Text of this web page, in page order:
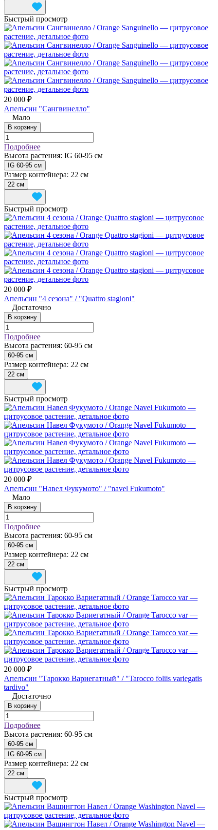
Быстрый просмотр
20 000 ₽
Апельсин "Сангвинелло"
Мало
В корзину
Подробнее
Высота растения: IG 60-95 см
IG 60-95 см
Размер контейнера: 22 см
22 см
Быстрый просмотр
20 000 ₽
Апельсин "4 сезона" / "Quattro stagioni"
Достаточно
В корзину
Подробнее
Высота растения: 60-95 см
60-95 см
Размер контейнера: 22 см
22 см
Быстрый просмотр
20 000 ₽
Апельсин "Навел Фукумото" / "navel Fukumoto"
Мало
В корзину
Подробнее
Высота растения: 60-95 см
60-95 см
Размер контейнера: 22 см
22 см
Быстрый просмотр
20 000 ₽
Апельсин "Тарокко Вариегатный" / "Tarocco foliis variegatis
tardivo"
Достаточно
В корзину
Подробнее
Высота растения: 60-95 см
60-95 см
IG 60-95 см
Размер контейнера: 22 см
22 см
Быстрый просмотр